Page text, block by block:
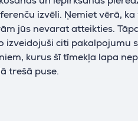
izvēli. Ņemiet vērā,
jūs nevarat atteikties.
izveidojuši citi pakalpojumu
kurus šī tīmekļa lapa
trešā puse.
iestatīšana
zila/balta
Tefal